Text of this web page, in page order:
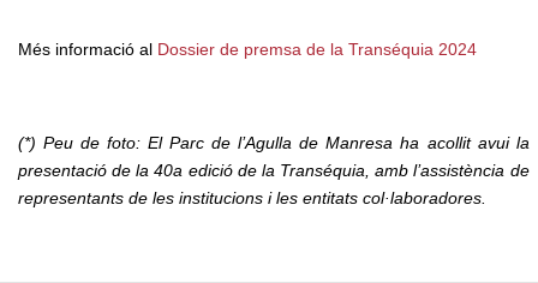
Més informació al Dossier de premsa de la Transéquia 2024
(*) Peu de foto: El Parc de l’Agulla de Manresa ha acollit avui la
presentació de la 40a edició de la Transéquia, amb l’assistència de
representants de les institucions i les entitats col·laboradores.